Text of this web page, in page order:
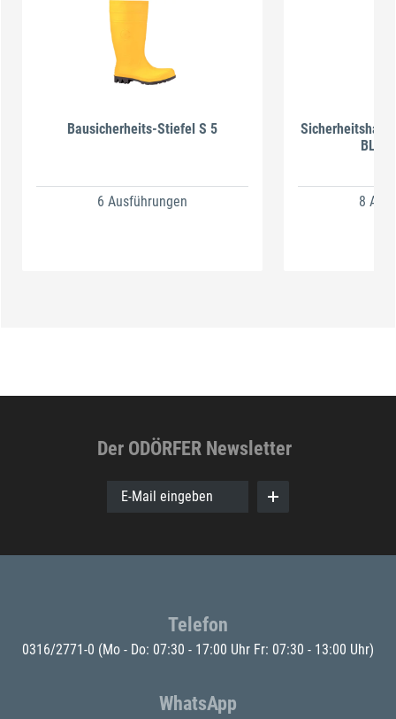
Bausicherheits-Stiefel S 5
6 Ausführungen 8
Der ODÖRFER Newsletter
E-Mail eingeben
Telefon
0316/2771-0 (Mo - Do: 07:30 - 17:00 Uhr Fr: 07:30 - 13:00 Uhr)
WhatsApp